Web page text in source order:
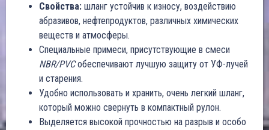
Свойства: шланг устойчив к износу, воздействию
абразивов, нефтепродуктов, различных химических
веществ и атмосферы.
Специальные примеси, присутствующие в смеси
NBR/PVCобеспечивают лучшую защиту от УФ-лучей
и старения.
Удобно использовать и хранить, очень легкий шланг,
который можно свернуть в компактный рулон.
Выделяется высокой прочностью на разрыв и особо